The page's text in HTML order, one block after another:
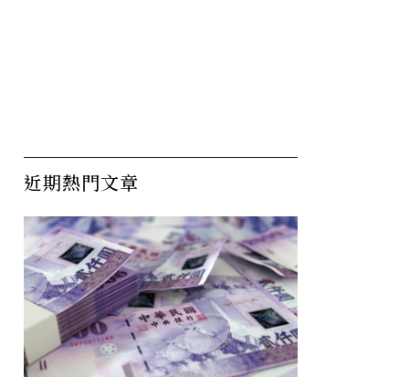
近期熱門文章